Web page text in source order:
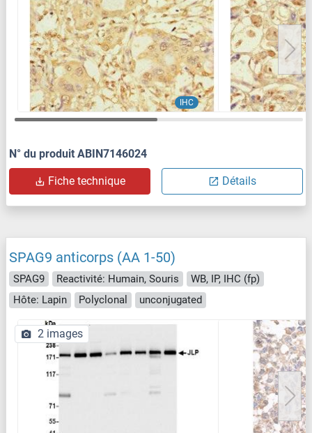
IHC
N° du produit ABIN7146024
Fiche technique Détails
SPAG9 anticorps (AA 1-50)
SPAG9 Reactivité: Humain, Souris
WB, IP, IHC (fp)
Hôte: Lapin
Polyclonal unconjugated
2 images